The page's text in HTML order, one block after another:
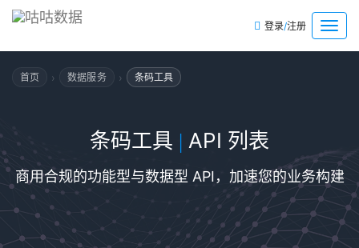
菜
单
登录/注册
首页 › 数据服务 › 条码工具
条码工具 | API 列表
商用合规的功能型与数据型 API，加速您的业务构建